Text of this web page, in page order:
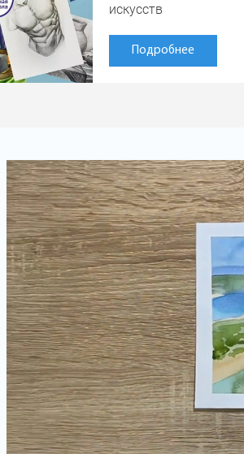
искусств
Подробнее